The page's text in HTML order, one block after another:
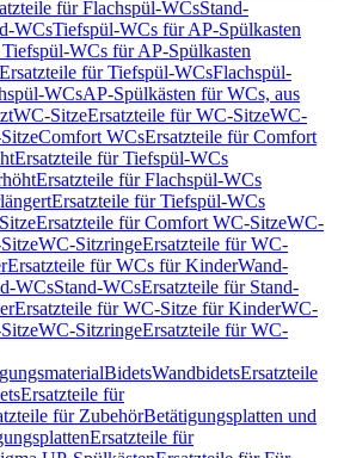
für Flachspül-WCsStand-
WCsTiefspül-WCs für AP-Spülkasten
WCs für AP-Spülkasten
Ersatzteile für Tiefspül-WCsFlachspül-
WCsAP-Spülkästen für WCs, aus
WC-SitzeErsatzteile für WC-SitzeWC-
Comfort WCsErsatzteile für Comfort
Ersatzteile für Tiefspül-WCs
Ersatzteile für Flachspül-WCs
Ersatzteile für Tiefspül-WCs
Ersatzteile für Comfort WC-SitzeWC-
WC-SitzringeErsatzteile für WC-
Ersatzteile für WCs für KinderWand-
WCsStand-WCsErsatzteile für Stand-
Ersatzteile für WC-Sitze für KinderWC-
WC-SitzringeErsatzteile für WC-
BidetsWandbidetsErsatzteile
Ersatzteile für
für ZubehörBetätigungsplatten und
Ersatzteile für